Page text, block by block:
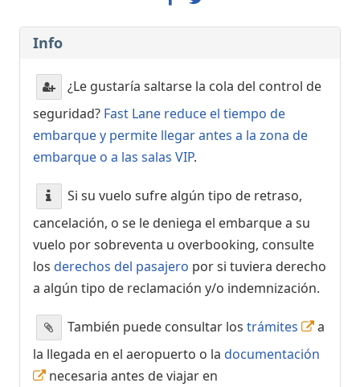
Info
¿Le gustaría saltarse la cola del control de
seguridad? Fast Lane reduce el tiempo de
embarque y permite llegar antes a la zona de
embarque o a las salas VIP.
Si su vuelo sufre algún tipo de retraso,
cancelación, o se le deniega el embarque a su
vuelo por sobreventa u overbooking, consulte
los derechos del pasajero por si tuviera derecho
a algún tipo de reclamación y/o indemnización.
También puede consultar los trámites
a
la llegada en el aeropuerto o la documentación
necesaria antes de viajar en